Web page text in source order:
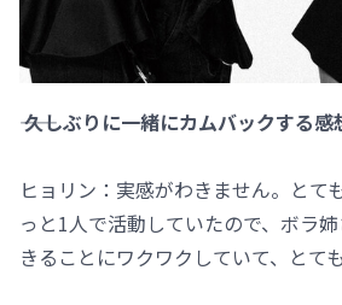
―― 久しぶりに一緒にカムバックする
ヒョリン：実感がわきません。とて
っと1人で活動していたので、ボラ
きることにワクワクしていて、とて